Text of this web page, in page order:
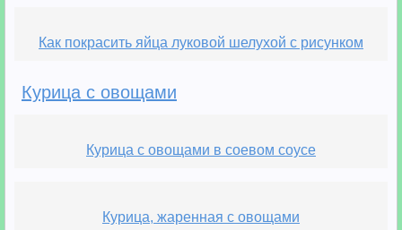
Как покрасить яйца луковой шелухой с рисунком
Курица с овощами
Курица с овощами в соевом соусе
Курица, жаренная с овощами